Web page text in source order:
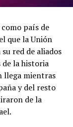
país de
que la Unión
red de aliados
de la historia
llega mientras
y del resto
de la